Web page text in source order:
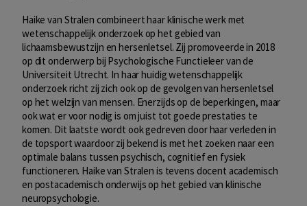
Haike van Stralen combineert haar klinische werk met
wetenschappelijk onderzoek op het gebied van
lichaamsbewustzijn en hersenletsel. Zij promoveerde in 2018
op dit onderwerp bij Psychologische Functieleer van de
Universiteit Utrecht. In haar huidig wetenschappelijk
onderzoek richt zij zich ook op de gevolgen van hersenletsel
op het welzijn van mensen. Enerzijds op de beperkingen, maar
ook wat er voor nodig is om juist tot goede prestaties te
komen. Dit laatste wordt ook gedreven door haar verleden in
de topsport waardoor zij bekend is met het zoeken naar een
optimale balans tussen psychisch, cognitief en fysiek
functioneren. Haike van Stralen is tevens docent academisch
en postacademisch onderwijs op het gebied van klinische
neuropsychologie.